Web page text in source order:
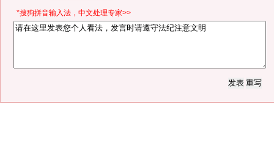
*搜狗拼音输入法，中文处理专家>>